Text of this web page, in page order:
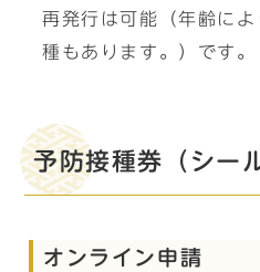
再発行は可能（年齢に
種もあります。）です。
予防接種券（シー
オンライン申請